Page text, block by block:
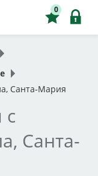
0
Санта-Мария
с
Санта-